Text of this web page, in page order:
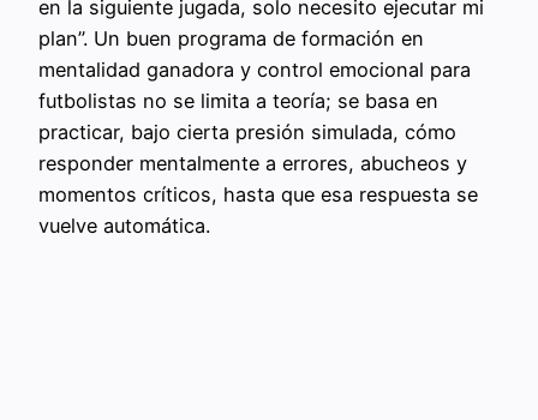
en la siguiente jugada, solo necesito ejecutar mi
plan”. Un buen programa de formación en
mentalidad ganadora y control emocional para
futbolistas no se limita a teoría; se basa en
practicar, bajo cierta presión simulada, cómo
responder mentalmente a errores, abucheos y
momentos críticos, hasta que esa respuesta se
vuelve automática.